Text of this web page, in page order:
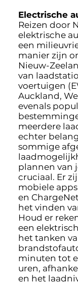
Electrische
Reizen door
elektrische
een
manier zijn
Nieuw-
van
voertuigen
Auckland,
evenals
meerdere
echter
sommige
plannen van
cruciaal. Er
mobiele
en
het vinden
Houd er
een
het tanken
minuten tot
uren,
en het